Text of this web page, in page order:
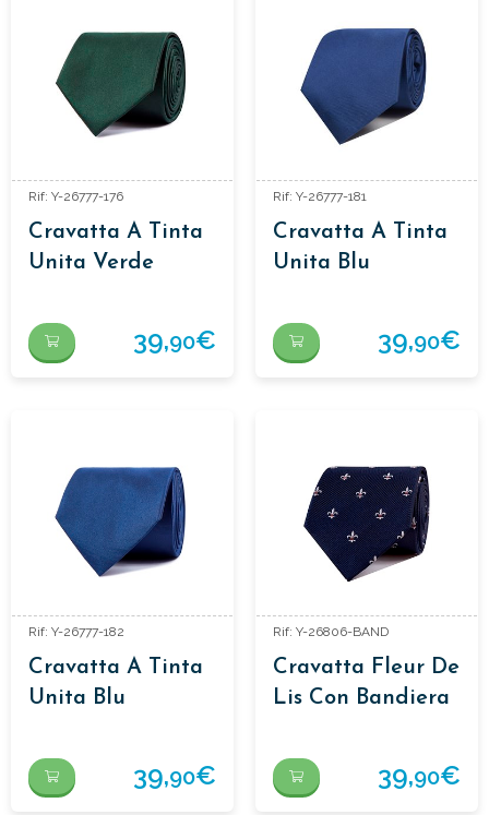
Rif: Y-26777-176
Cravatta A Tinta
Unita Verde
39,90€
Rif: Y-26777-181
Cravatta A Tinta
Unita Blu
39,90€
Rif: Y-26777-182
Cravatta A Tinta
Unita Blu
39,90€
Rif: Y-26806-BAND
Cravatta Fleur De
Lis Con Bandiera
39,90€